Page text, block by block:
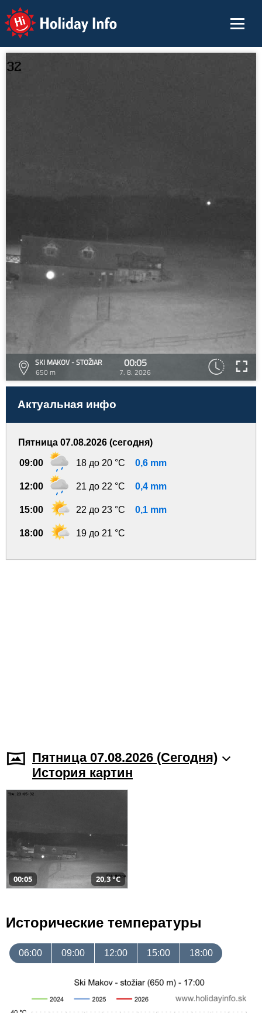
Holiday Info
SKI MAKOV - STOŽIAR
650 m
00:05
7. 8. 2026
Актуальная инфо
Пятница 07.08.2026 (сегодня)
09:00 18 до 20 °C 0,6 mm
12:00 21 до 22 °C 0,4 mm
15:00 22 до 23 °C 0,1 mm
18:00 19 до 21 °C
Пятница 07.08.2026 (Cегодня)
История картин
00:05 20,3 °C
Исторические температуры
06:00 09:00 12:00 15:00 18:00